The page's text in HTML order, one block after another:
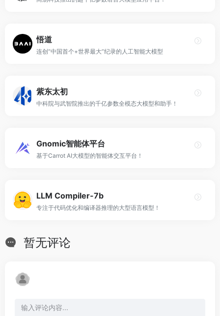
悟道
连创“中国首个+世界最大”纪录的人工智能大模型
紫东太初
中科院与武智院推出的千亿参数全模态大模型和助手！
Gnomic智能体平台
基于Carrot AI大模型的智能体交互平台！
LLM Compiler-7b
专注于代码优化和编译器推理的大型语言模型！
暂无评论